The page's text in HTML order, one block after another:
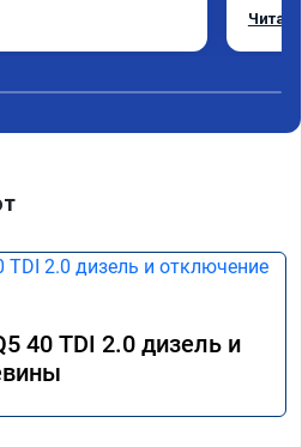
работы
рекомендую
Арман
40 TDI 2.0 дизель и